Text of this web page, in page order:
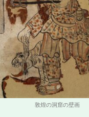
敦煌の洞窟の壁画